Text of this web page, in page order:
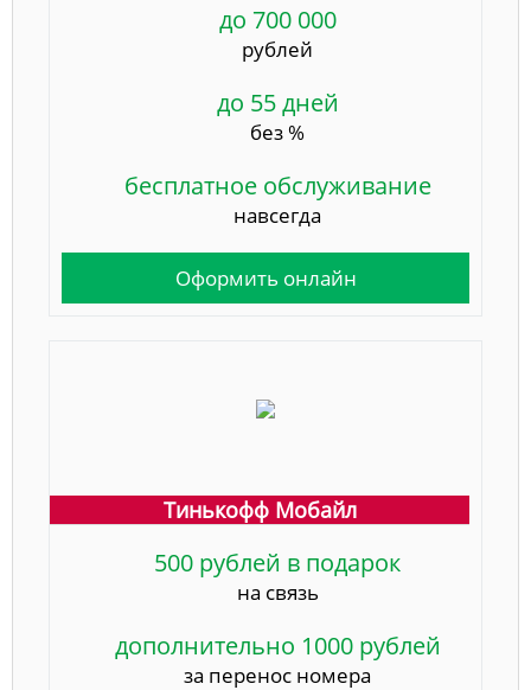
до 700 000
рублей
до 55 дней
без %
бесплатное обслуживание
навсегда
Оформить онлайн
Тинькофф Мобайл
500 рублей в подарок
на связь
дополнительно 1000 рублей
за перенос номера